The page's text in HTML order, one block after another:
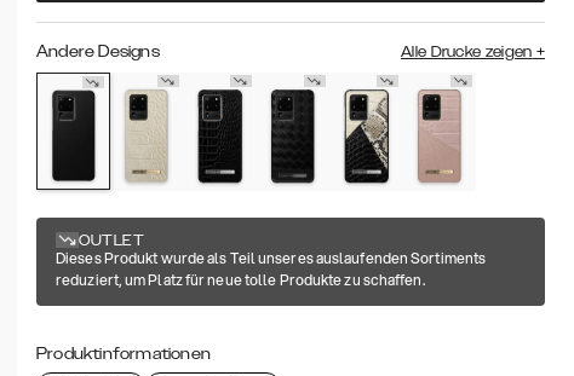
Andere Designs Alle Drucke zeigen +
OUTLET
Dieses Produkt wurde als Teil unseres auslaufenden Sortiments
reduziert, um Platz für neue tolle Produkte zu schaffen.
Produktinformationen